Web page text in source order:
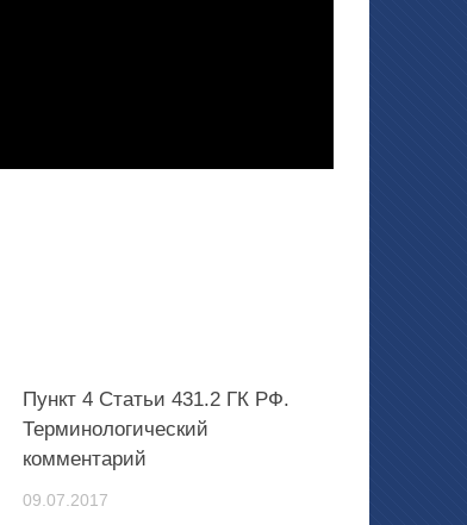
Пункт 4 Статьи 431.2 ГК РФ.
Терминологический
комментарий
09.07.2017